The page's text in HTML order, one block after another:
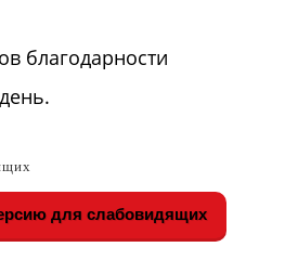
благодарности
для слабовидящих